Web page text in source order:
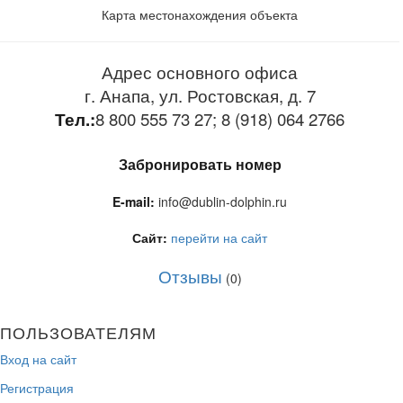
Карта местонахождения объекта
Адрес основного офиса
г. Анапа, ул. Ростовская, д. 7
Тел.:8 800 555 73 27; 8 (918) 064 2766
Забронировать номер
E-mail: info@dublin-dolphin.ru
Сайт: перейти на сайт
Отзывы (0)
ПОЛЬЗОВАТЕЛЯМ
Вход на сайт
Регистрация